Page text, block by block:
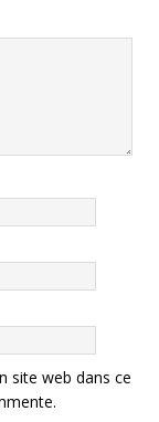
site web dans ce